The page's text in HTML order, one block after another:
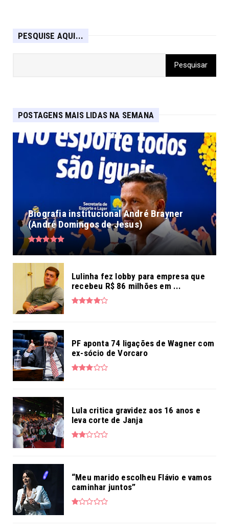
PESQUISE AQUI...
POSTAGENS MAIS LIDAS NA SEMANA
Biografia institucional André Brayner
(André Domingos de Jesus)
Lulinha fez lobby para empresa que
recebeu R$ 86 milhões em ...
PF aponta 74 ligações de Wagner com
ex-sócio de Vorcaro
Lula critica gravidez aos 16 anos e
leva corte de Janja
“Meu marido escolheu Flávio e vamos
caminhar juntos”